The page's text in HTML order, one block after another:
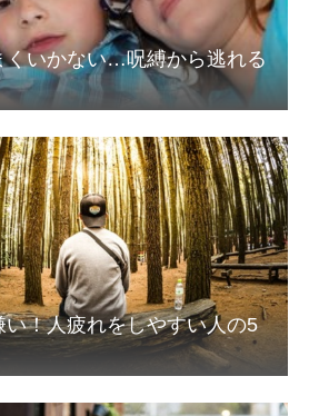
くいかない…呪縛から逃れる
い！人疲れをしやすい人の5